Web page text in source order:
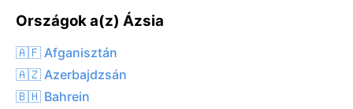
Országok a(z) Ázsia
🇦🇫 Afganisztán
🇦🇿 Azerbajdzsán
🇧🇭 Bahrein